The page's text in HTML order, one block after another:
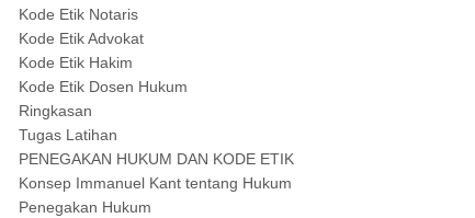
Kode Etik Notaris
Kode Etik Advokat
Kode Etik Hakim
Kode Etik Dosen Hukum
Ringkasan
Tugas Latihan
PENEGAKAN HUKUM DAN KODE ETIK
Konsep Immanuel Kant tentang Hukum
Penegakan Hukum